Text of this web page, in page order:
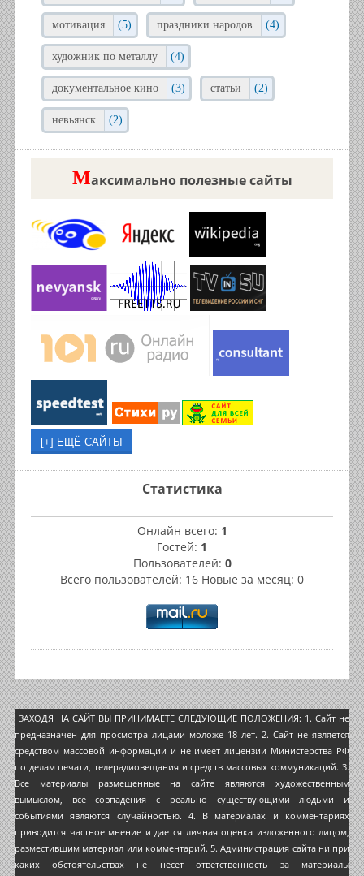
мотивация (5) праздники народов (4)
художник по металлу (4)
документальное кино (3) статьи (2)
невьянск (2)
Максимально полезные сайты
Статистика
Онлайн всего: 1
Гостей: 1
Пользователей: 0
Всего пользователей: 16 Новые за месяц: 0
ЗАХОДЯ НА САЙТ ВЫ ПРИНИМАЕТЕ СЛЕДУЮЩИЕ ПОЛОЖЕНИЯ: 1. Сайт не
предназначен для просмотра лицами моложе 18 лет. 2. Сайт не является
средством массовой информации и не имеет лицензии Министерства РФ
по делам печати, телерадиовещания и средств массовых коммуникаций. 3.
Все материалы размещенные на сайте являются художественным
вымыслом, все совпадения с реально существующими людьми и
событиями являются случайностью. 4. В материалах и комментариях
приводится частное мнение и дается личная оценка изложенного лицом,
разместившим материал или комментарий. 5. Администрация сайта ни при
каких обстоятельствах не несет ответственность за материалы